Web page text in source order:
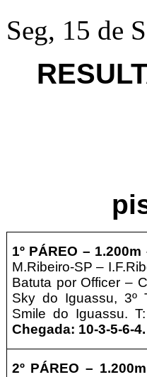
Seg, 15 de
1º PÁREO – 1.200m
M.Ribeiro-SP–
Batuta por Officer –
Sky do Iguassu, 3º
Smile do Iguassu.
Chegada: 10-3-5-6-4.
2º PÁREO – 1.2